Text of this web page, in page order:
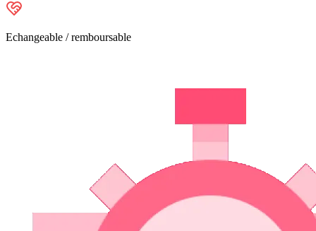
Echangeable / remboursable